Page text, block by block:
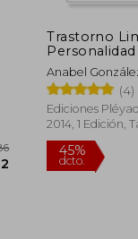
$ 39.69 dcto.
Trastorno
Anabel
(4)
Ediciones
2014, 1 Edición,
Nuevo